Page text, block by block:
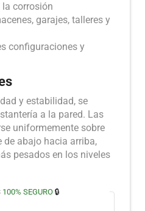
la corrosión
garajes, talleres y
configuraciones y
y estabilidad, se
a la pared. Las
uniformemente sobre
abajo hacia arriba,
pesados en los niveles
100% SEGURO🔒